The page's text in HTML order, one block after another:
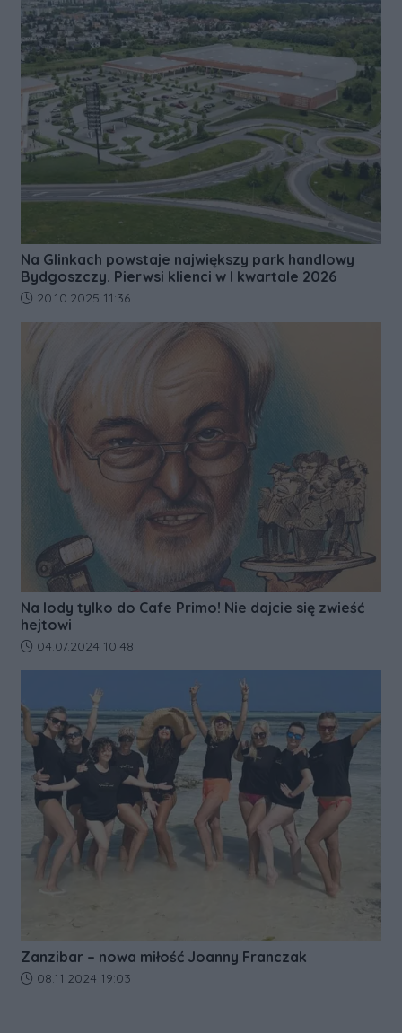
Na Glinkach powstaje największy park handlowy
Bydgoszczy. Pierwsi klienci w I kwartale 2026
Data dodania artykułu:
20.10.2025 11:36
Na lody tylko do Cafe Primo! Nie dajcie się zwieść
hejtowi
Data dodania artykułu:
04.07.2024 10:48
Zanzibar – nowa miłość Joanny Franczak
Data dodania artykułu:
08.11.2024 19:03